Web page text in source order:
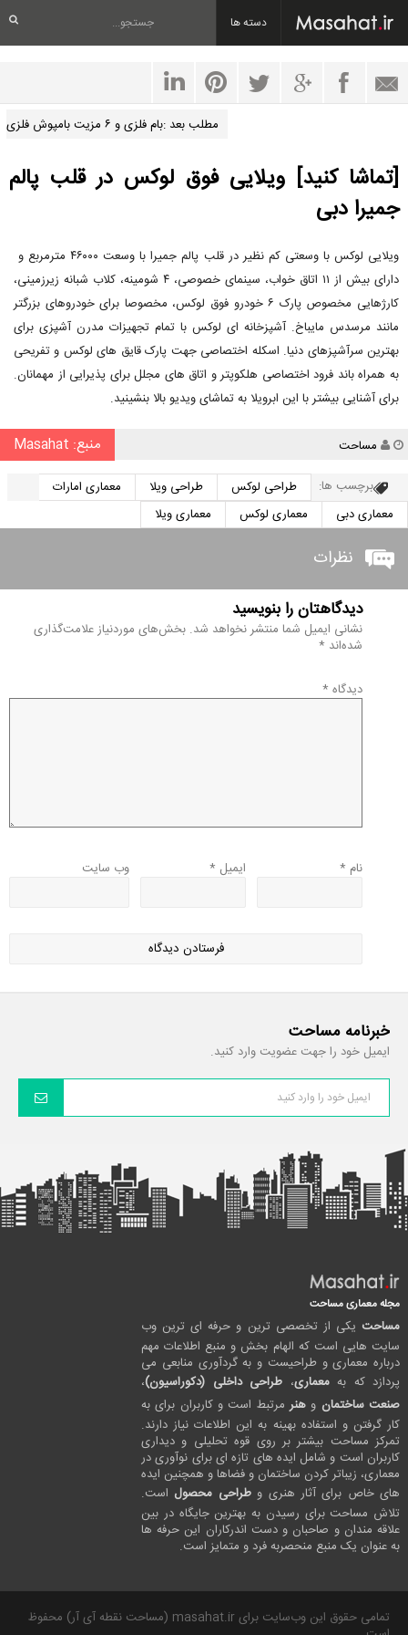
دسته ها
مطلب بعد :بام فلزی و ۶ مزیت بامپوش فلزی
[تماشا کنید] ویلایی فوق لوکس در قلب پالم
جمیرا دبی
ویلایی لوکس با وسعتی کم نظیر در قلب پالم جمیرا با وسعت ۴۶۰۰۰ مترمربع و
دارای بیش از ۱۱ اتاق خواب، سینمای خصوصی، ۴ شومینه، کلاب شبانه زیرزمینی،
کارژهایی مخصوص پارک ۶ خودرو فوق لوکس، مخصوصا برای خودروهای بزرگتر
مانند مرسدس مایباخ. آشپزخانه ای لوکس با تمام تجهیزات مدرن آشپزی برای
بهترین سرآشپزهای دنیا. اسکله اختصاصی جهت پارک قایق های لوکس و تفریحی
به همراه باند فرود اختصاصی هلکوپتر و اتاق های مجلل برای پذیرایی از مهمانان.
برای آشنایی بیشتر با این ابرویلا به تماشای ویدیو بالا بنشینید.
نویسنده
مساحت منبع: Masahat
برچسب ها: طراحی لوکس طراحی ویلا
معماری امارات
معماری دبی
معماری لوکس معماری ویلا
نظرات
دیدگاهتان را بنویسید
نشانی ایمیل شما منتشر نخواهد شد. بخش‌های موردنیاز علامت‌گذاری
شده‌اند *
دیدگاه *
نام * ایمیل * وب‌ سایت
خبرنامه مساحت
ایمیل خود را جهت عضویت وارد کنید.
مجله معماری مساحت
مساحت یکی از تخصصی ترین و حرفه ای ترین وب
سایت هایی است که الهام بخش و منبع اطلاعات مهم
درباره معماری و طراحیست و به گردآوری منابعی می
پردازد که بهمعماری، طراحی داخلی (دکوراسیون)،
صنعت ساختمان و هنرمرتبط است و کاربران برای به
کار گرفتن و استفاده بهینه به این اطلاعات نیاز دارند.
تمرکز مساحت بیشتر بر روی قوه تحلیلی و دیداری
کاربران است و شامل ایده های تازه ای برای نوآوری در
معماری، زیباتر کردن ساختمان و فضاها و همچنین ایده
های خاص برای آثار هنری وطراحی محصول است.
تلاش مساحت برای رسیدن به بهترین جایگاه در بین
علاقه مندان و صاحبان و دست اندرکاران این حرفه ها
به عنوان یک منبع منحصربه فرد و متمایز است.
تمامی حقوق این وب‌سایت برای masahat.ir (مساحت نقطه آی آر) محفوظ